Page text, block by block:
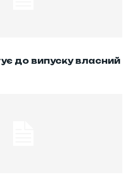
до випуску власний